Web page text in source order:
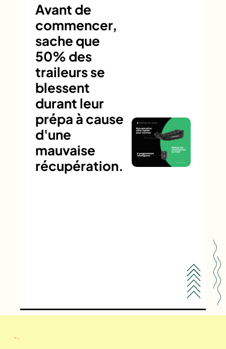
Avant de
commencer,
sache que
50% des
traileurs se
blessent
durant leur
prépa à cause
d'une
mauvaise
récupération.